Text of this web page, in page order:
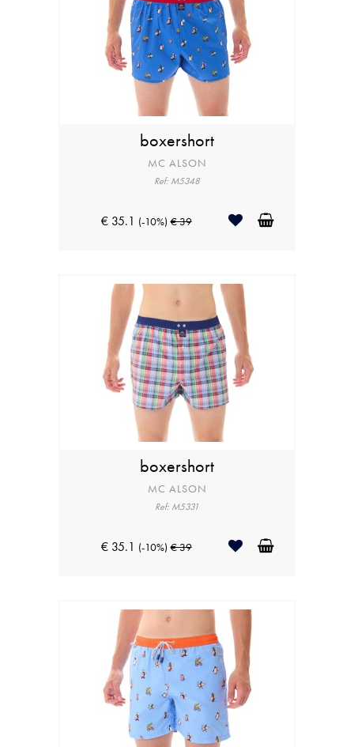
boxershort
MC ALSON
Ref: M5348
€ 35.1 (-10%) € 39
boxershort
MC ALSON
Ref: M5331
€ 35.1 (-10%) € 39